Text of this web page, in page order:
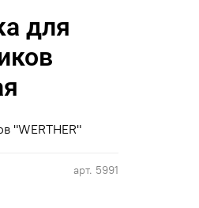
арт. 5991
для
"WERTHER"